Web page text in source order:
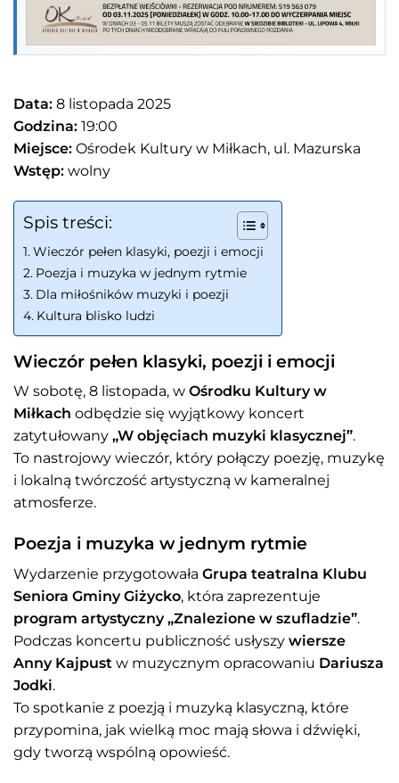
Data: 8 listopada 2025
Godzina: 19:00
Miejsce: Ośrodek Kultury w Miłkach, ul. Mazurska
Wstęp: wolny
Spis treści:
Wieczór pełen klasyki, poezji i emocji
Poezja i muzyka w jednym rytmie
Dla miłośników muzyki i poezji
Kultura blisko ludzi
Wieczór pełen klasyki, poezji i emocji
W sobotę, 8 listopada, w Ośrodku Kultury w
Miłkach odbędzie się wyjątkowy koncert
zatytułowany „W objęciach muzyki klasycznej”.
To nastrojowy wieczór, który połączy poezję, muzykę
i lokalną twórczość artystyczną w kameralnej
atmosferze.
Poezja i muzyka w jednym rytmie
Wydarzenie przygotowała Grupa teatralna Klubu
Seniora Gminy Giżycko, która zaprezentuje
program artystyczny „Znalezione w szufladzie”.
Podczas koncertu publiczność usłyszy wiersze
Anny Kajpust w muzycznym opracowaniu Dariusza
Jodki.
To spotkanie z poezją i muzyką klasyczną, które
przypomina, jak wielką moc mają słowa i dźwięki,
gdy tworzą wspólną opowieść.